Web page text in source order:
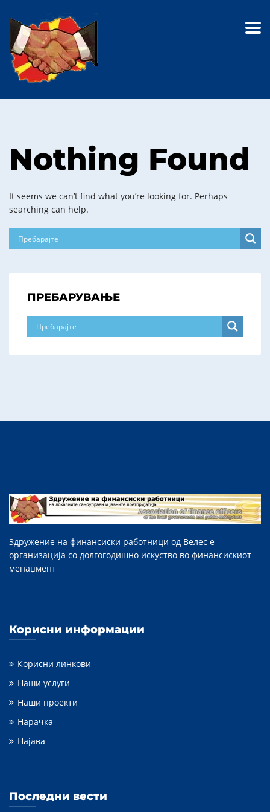
Nothing Found
It seems we can’t find what you’re looking for. Perhaps
searching can help.
ПРЕБАРУВАЊЕ
Здружение на финансиски работници од Велес е
организација со долгогодишно искуство во финансискиот
менаџмент
Корисни информации
Корисни линкови
Наши услуги
Наши проекти
Нарачка
Најава
Последни вести